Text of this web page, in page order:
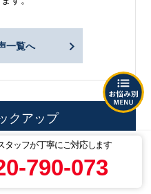
タッフが丁寧にご対応します
790-073
一覧へ
クアップ
見る